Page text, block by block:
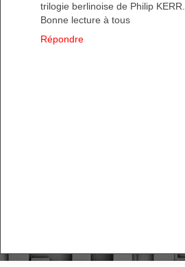
trilogie berlinoise de Philip KERR.
Bonne lecture à tous
Répondre